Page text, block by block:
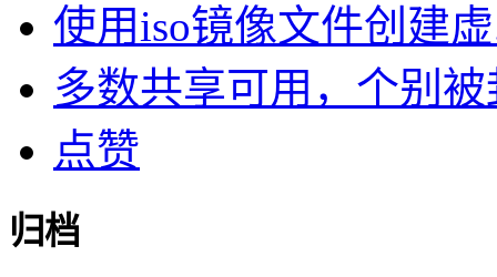
使用iso镜像文件创建
多数共享可用，个别被
点赞
归档